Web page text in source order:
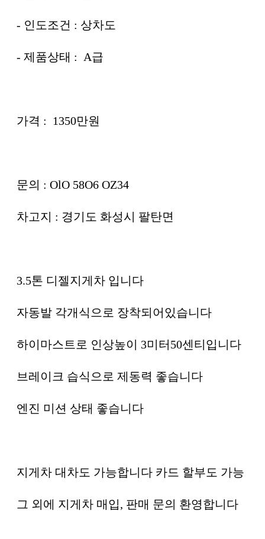
- 인도조건 : 상차도
- 제품상태 : A급
가격 : 1350만원
문의 : OlO 58O6 OZ34
차고지 : 경기도 화성시 팔탄면
3.5톤 디젤지게차 입니다
자동발 각개식으로 장착되어있습니다
하이마스트로 인상높이 3미터50센티입니다
브레이크 습식으로 제동력 좋습니다
엔진 미션 상태 좋습니다
지게차 대차도 가능합니다 카드 할부도 가능
그 외에 지게차 매입, 판매 문의 환영합니다